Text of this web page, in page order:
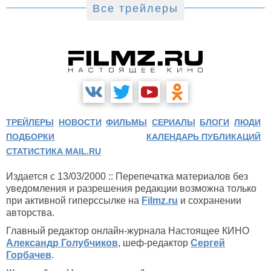
Все трейлеры
ТРЕЙЛЕРЫ НОВОСТИ ФИЛЬМЫ СЕРИАЛЫ БЛОГИ ЛЮДИ
ПОДБОРКИ
КАЛЕНДАРЬ ПУБЛИКАЦИЙ
СТАТИСТИКА MAIL.RU
Издается с 13/03/2000 :: Перепечатка материалов без
уведомления и разрешения редакции возможна только
при активной гиперссылке на Filmz.ru и сохранении
авторства.
Главный редактор онлайн-журнала Настоящее КИНО
Александр Голубчиков, шеф-редактор Сергей
Горбачев.